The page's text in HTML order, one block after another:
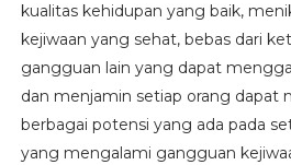
kualitas kehidupan yang baik,
kejiwaan yang sehat, bebas dari
gangguan lain yang dapat
dan menjamin setiap orang dapat
berbagai potensi yang ada pada
yang mengalami gangguan